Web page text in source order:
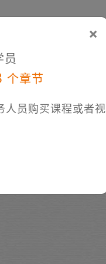
×
员
个章节
人员购买课程或者视